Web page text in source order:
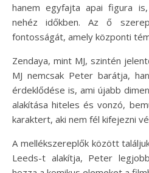
hanem egyfajta apai figura
nehéz időkben. Az ő
fontosságát, amely központi
Zendaya, mint MJ, szintén
MJ nemcsak Peter barátja,
érdeklődése is, ami újabb
alakítása hiteles és vonzó,
karaktert, aki nem fél kifejezni
A mellékszereplők között
Leeds-t alakítja, Peter